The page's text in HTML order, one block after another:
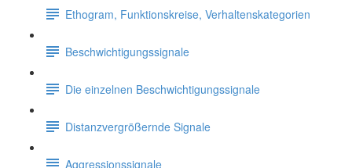
Ethogram, Funktionskreise, Verhaltenskategorien
Beschwichtigungssignale
Die einzelnen Beschwichtigungssignale
Distanzvergrößernde Signale
Aggressionssignale